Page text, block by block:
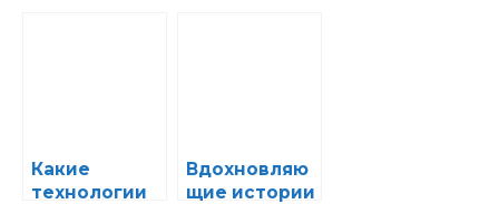
Какие
технологии
Вдохновляю
щие истории